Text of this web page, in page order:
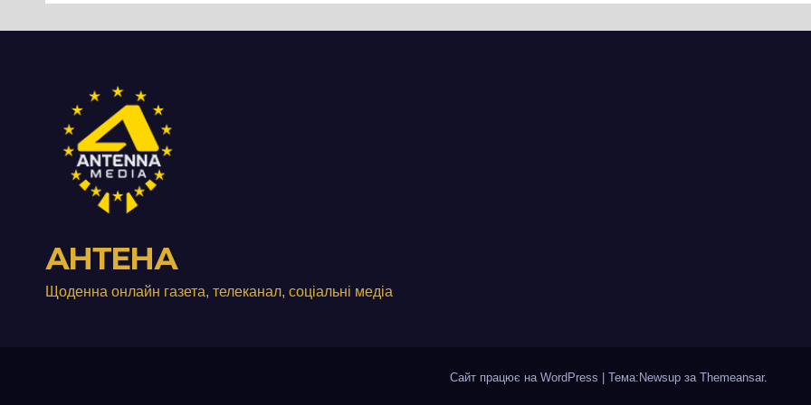
АНТЕНА
Щоденна онлайн газета, телеканал, соціальні медіа
Сайт працює на WordPress Тема:Newsup за Themeansar.